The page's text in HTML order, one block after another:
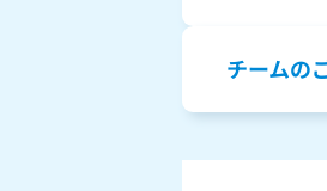
チームの